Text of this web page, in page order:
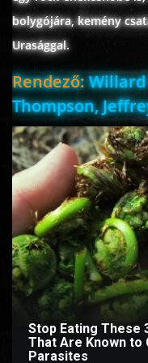
ÉLŐ ADÁSOK (LIVE)
SOROZAT
KARÁCSONYI FILMEK
PC-GAME
bolygójára, kemény
Urasággal.
Rendező:
Thompson,
Stop Eating These
That Are Known to
Parasites